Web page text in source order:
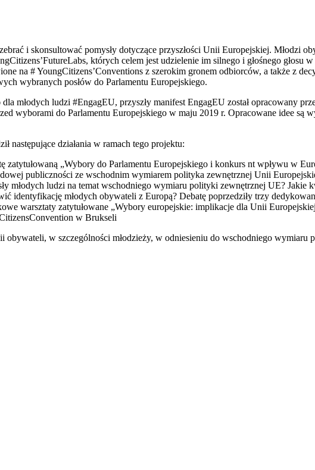
i skonsultować pomysły dotyczące przyszłości Unii Europejskiej. Młodzi
których celem jest udzielenie im silnego i głośnego
na # YoungCitizens’Conventions z szerokim gronem odbiorców, a także z
wybranych posłów do Parlamentu Europejskiego.
młodych ludzi #EngagEU, przyszły manifest EngagEU został opracowany
wyborami do Parlamentu Europejskiego w maju 2019 r. Opracowane idee są
następujące działania w ramach tego projektu:
zatytułowaną „Wybory do Parlamentu Europejskiego i konkurs nt wpływu w
publiczności ze wschodnim wymiarem polityka zewnętrznej Unii
młodych ludzi na temat wschodniego wymiaru polityki zewnętrznej UE? Jakie
identyfikację młodych obywateli z Europą? Debatę poprzedziły trzy
warsztaty zatytułowane „Wybory europejskie: implikacje dla Unii
w Brukseli
obywateli, w szczególności młodzieży, w odniesieniu do wschodniego wymiaru